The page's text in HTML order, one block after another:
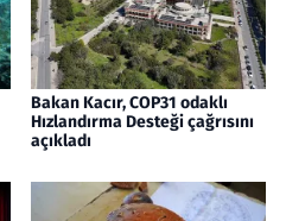
Bakan Kacır, COP31 odaklı
Hızlandırma Desteği çağrısını
açıkladı